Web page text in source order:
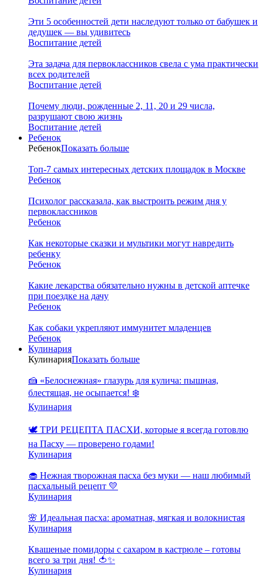
Эти 5 особенностей дети наследуют только от бабушек и
дедушек — вы удивитесь
Воспитание детей
Эта задача для первоклассников свела с ума практически
всех родителей
Воспитание детей
Почему люди, рожденные 2, 11, 20 и 29 числа,
разрушают свою жизнь
Воспитание детей
Ребенок
РебенокПоказать больше
Топ-7 самых интересных детских площадок в Москве
Ребенок
Психолог рассказала, как выстроить режим дня у
первоклассников
Ребенок
Как некоторые сказки и мультики могут навредить
ребенку
Ребенок
Какие лекарства обязательно нужны в детской аптечке
при поездке на дачу
Ребенок
Как собаки укрепляют иммунитет младенцев
Ребенок
Кулинария
КулинарияПоказать больше
🍰 «Белоснежная» глазурь для кулича: пышная,
блестящая, не осыпается! ❄️
Кулинария
🕊️ ТРИ РЕЦЕПТА ПАСХИ, которые я всегда готовлю
на Пасху — проверено годами!
Кулинария
🧁 Нежная творожная пасха без муки — наш любимый
пасхальный рецепт 💛
Кулинария
🌸 Идеальная пасха: ароматная, мягкая и волокнистая
Кулинария
Квашеные помидоры с сахаром в кастрюле – готовы
всего за три дня! 🍅✨
Кулинария